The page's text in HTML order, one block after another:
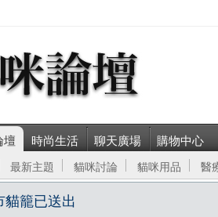
壇 時尚生活 聊天廣場 購物中心
最新主題 貓咪討論 貓咪用品 醫
貓籠已送出